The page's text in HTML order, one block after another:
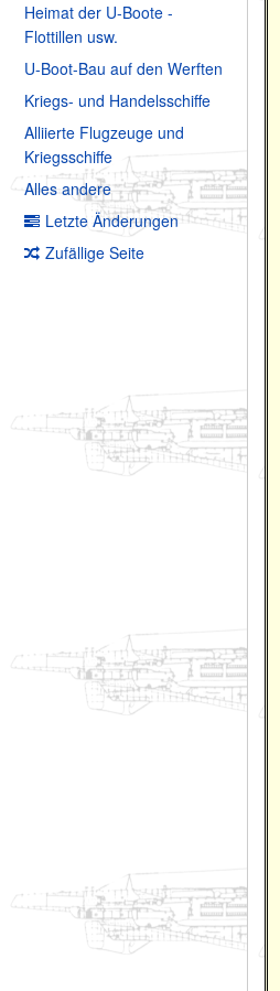
Heimat der U-Boote -
Flottillen usw.
U-Boot-Bau auf den Werften
Kriegs- und Handelsschiffe
Alliierte Flugzeuge und
Kriegsschiffe
Alles andere
Letzte Änderungen
Zufällige Seite